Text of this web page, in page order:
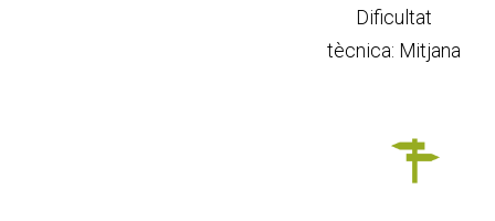
Dificultat
tècnica: Mitjana